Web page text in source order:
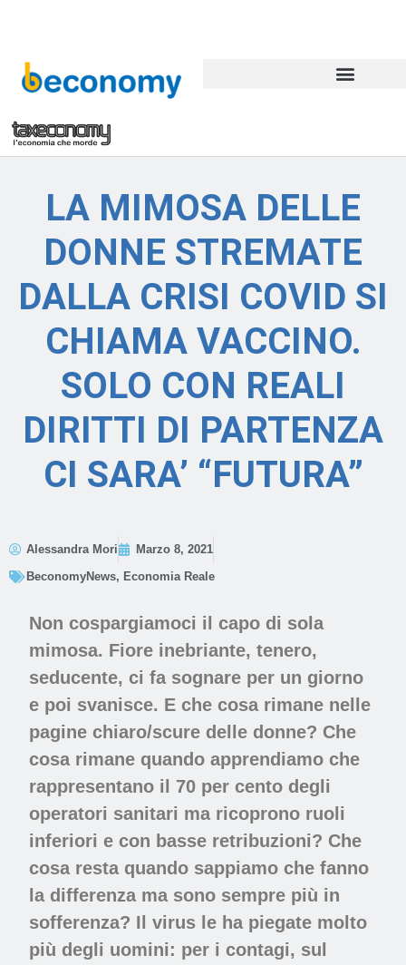
LA MIMOSA DELLE
DONNE STREMATE
DALLA CRISI COVID SI
CHIAMA VACCINO.
SOLO CON REALI
DIRITTI DI PARTENZA
CI SARA’ “FUTURA”
Alessandra Mori
Marzo 8, 2021
BeconomyNews, Economia Reale
Non cospargiamoci il capo di sola
mimosa. Fiore inebriante, tenero,
seducente, ci fa sognare per un giorno
e poi svanisce. E che cosa rimane nelle
pagine chiaro/scure delle donne? Che
cosa rimane quando apprendiamo che
rappresentano il 70 per cento degli
operatori sanitari ma ricoprono ruoli
inferiori e con basse retribuzioni? Che
cosa resta quando sappiamo che fanno
la differenza ma sono sempre più in
sofferenza? Il virus le ha piegate molto
più degli uomini: per i contagi, sul